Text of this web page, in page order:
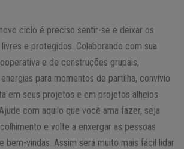
ciclo é preciso sentir-se e deixar os
e protegidos. Colaborando com sua
e de construções grupais,
para momentos de partilha, convívio
em seus projetos e em projetos alheios
com aquilo que você ama fazer, seja
e volte a enxergar as pessoas
bem-vindas. Assim será muito mais fácil lidar